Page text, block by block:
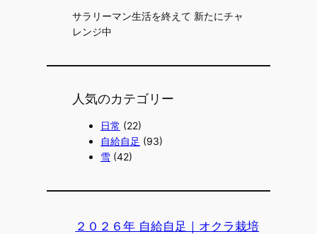
サラリーマン生活を終えて 新たにチャ
レンジ中
人気のカテゴリー
日常 (22)
自給自足 (93)
雪 (42)
２０２６年 自給自足｜オクラ栽培